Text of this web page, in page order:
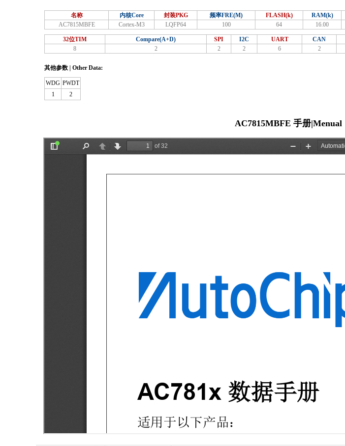
名称 内核Core 封装PKG 频率FRE(M) FLASH(k) RAM(k)
AC7815MBFE
Cortex-M3 LQFP64 100 64 16.00
32位TIM Compare(A+D) SPI I2C UART CAN
8
2 2 2 6 2
其他参数 | Other Data:
WDG PWDT
1
2
AC7815MBFE 手册|Menual